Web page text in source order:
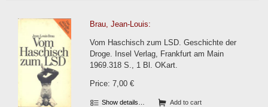
Brau, Jean-Louis:
Vom Haschisch zum LSD. Geschichte der
Droge. Insel Verlag, Frankfurt am Main
1969.318 S., 1 Bl. OKart.
Price: 7,00 €
Show details… Add to cart